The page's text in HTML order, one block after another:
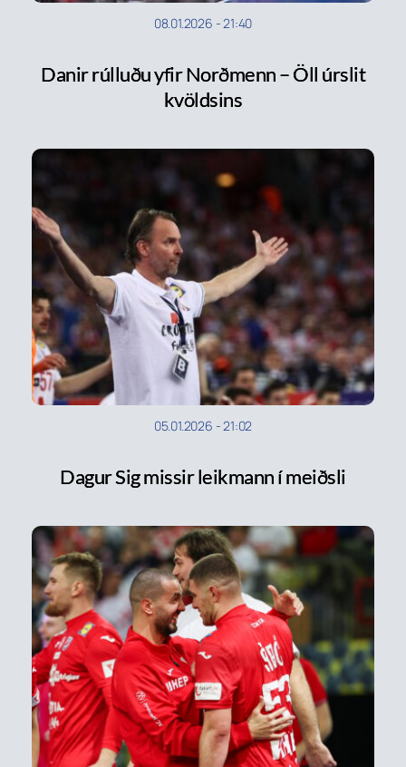
08.01.2026 -21:40
Danir rúlluðu yfir Norðmenn – Öll úrslit
kvöldsins
05.01.2026 -21:02
Dagur Sig missir leikmann í meiðsli